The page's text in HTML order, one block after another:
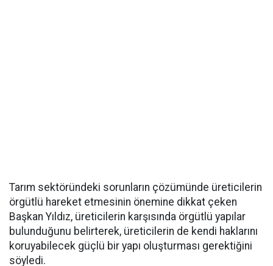
Tarım sektöründeki sorunların çözümünde üreticilerin
örgütlü hareket etmesinin önemine dikkat çeken
Başkan Yıldız, üreticilerin karşısında örgütlü yapılar
bulunduğunu belirterek, üreticilerin de kendi haklarını
koruyabilecek güçlü bir yapı oluşturması gerektiğini
söyledi.